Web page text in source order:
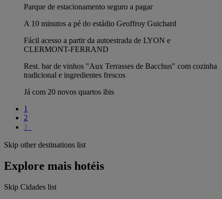
Parque de estacionamento seguro a pagar
A 10 minutos a pé do estádio Geoffroy Guichard
Fácil acesso a partir da autoestrada de LYON e
CLERMONT-FERRAND
Rest. bar de vinhos "Aux Terrasses de Bacchus" com cozinha
tradicional e ingredientes frescos
Já com 20 novos quartos ibis
1
2
〉
Skip other destinations list
Explore mais hotéis
Skip Cidades list